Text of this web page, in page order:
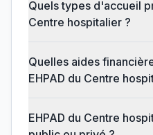
Quels types d'accueil
Centre hospitalier ?
Quelles aides
EHPAD du Centre
EHPAD du Centre